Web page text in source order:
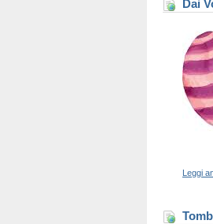
Dai
Leggi